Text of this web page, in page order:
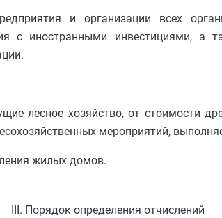
и организации всех
с иностранными инвестициями, а
лесное хозяйство, от стоимости
мероприятий,
жилых домов.
III. Порядок определения отчислений